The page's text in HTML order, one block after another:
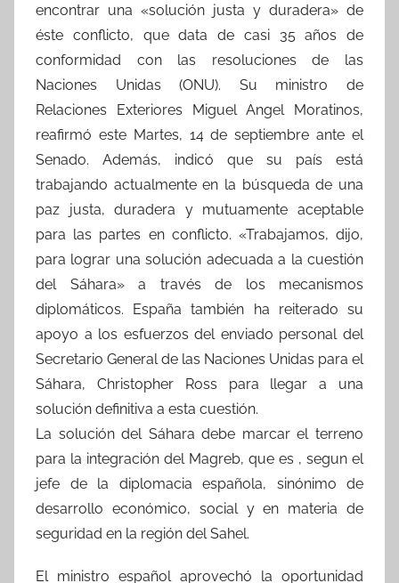
encontrar una «solución justa y duradera» de
éste conflicto, que data de casi 35 años de
conformidad con las resoluciones de las
Naciones Unidas (ONU). Su ministro de
Relaciones Exteriores Miguel Angel Moratinos,
reafirmó este Martes, 14 de septiembre ante el
Senado. Además, indicó que su país está
trabajando actualmente en la búsqueda de una
paz justa, duradera y mutuamente aceptable
para las partes en conflicto. «Trabajamos, dijo,
para lograr una solución adecuada a la cuestión
del Sáhara» a través de los mecanismos
diplomáticos. España también ha reiterado su
apoyo a los esfuerzos del enviado personal del
Secretario General de las Naciones Unidas para el
Sáhara, Christopher Ross para llegar a una
solución definitiva a esta cuestión.
La solución del Sáhara debe marcar el terreno
para la integración del Magreb, que es , segun el
jefe de la diplomacia española, sinónimo de
desarrollo económico, social y en materia de
seguridad en la región del Sahel.
El ministro español aprovechó la oportunidad